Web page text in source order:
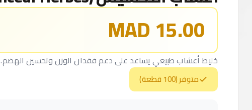
15.00 MAD
خليط أعشاب طبيعي يساعد على دعم فقدان الوزن وتحسين الهضم.
متوفر (100 قطعة)